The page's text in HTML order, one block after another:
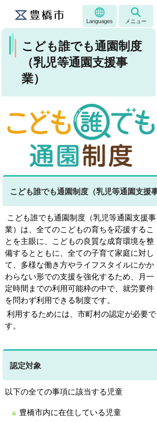
Languages メニュー
こども誰でも通園制度
（乳児等通園支援事
業）
こども誰でも通園制度（乳児等通園支援
こども誰でも通園制度（乳児等通園支援事
業）は、 全てのこどもの育ちを応援するこ
とを主眼に、こどもの良質な成育環境を整
備するとともに、全ての子育て家庭に対し
て、多様な働き方やライフスタイルにかか
わらない形での支援を強化するため、月一
定時間までの利用可能枠の中で、就労要件
を問わず利用できる制度です。
利用するためには、市町村の認定が必要で
す。
認定対象
以下の全ての事項に該当する児童
豊橋市内に在住している児童